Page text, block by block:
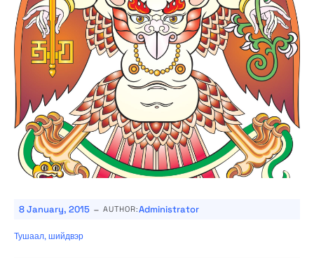
8 January, 2015 - AUTHOR:Administrator
Тушаал, шийдвэр